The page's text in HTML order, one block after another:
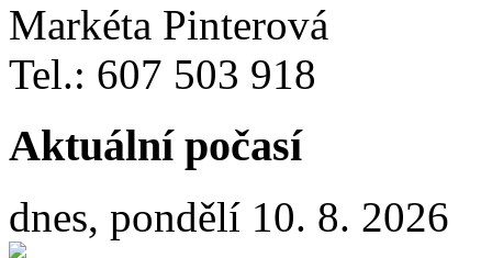
Markéta Pinterová
Tel.: 607 503 918
Aktuální počasí
dnes, pondělí 10. 8. 2026